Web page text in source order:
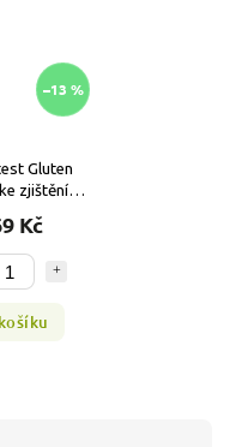
–13 %
Gluten
zjištění
lepku
Kč